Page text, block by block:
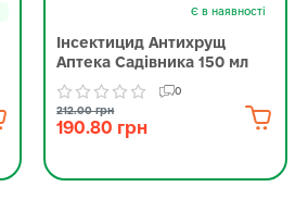
Є в наявності
Інсектицид Антихрущ
Аптека Садівника 150 мл
0
212.00 грн
190.80 грн